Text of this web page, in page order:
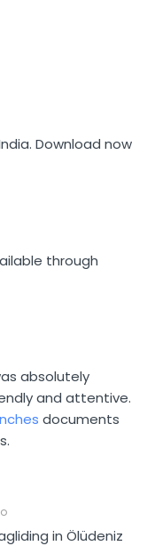
Download now
through
absolutely
and attentive.
documents
in Ölüdeniz